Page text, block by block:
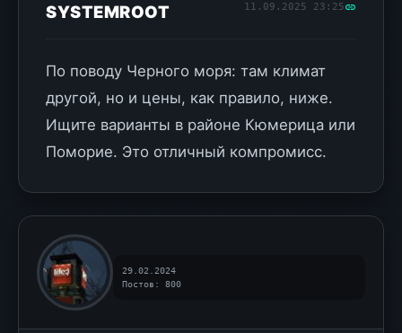
SYSTEMROOT 11.09.2025 23:25
По поводу Черного моря: там климат
другой, но и цены, как правило, ниже.
Ищите варианты в районе Кюмерица или
Поморие. Это отличный компромисс.
29.02.2024
Постов: 800